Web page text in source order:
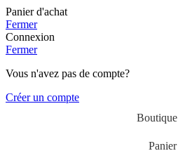
Panier d'achat
Fermer
Connexion
Fermer
Vous n'avez pas de compte?
Créer un compte
Boutique
Panier